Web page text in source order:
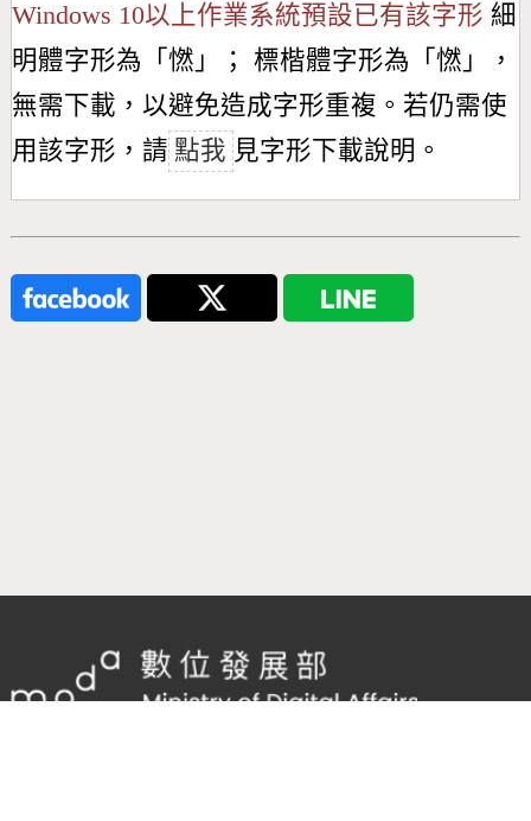
Windows 10以上作業系統預設已有該字形 細
明體字形為「 㦓 」； 標楷體字形為「 㦓 」，
無需下載，以避免造成字形重複。若仍需使
用該字形，請 點我 見字形下載說明。